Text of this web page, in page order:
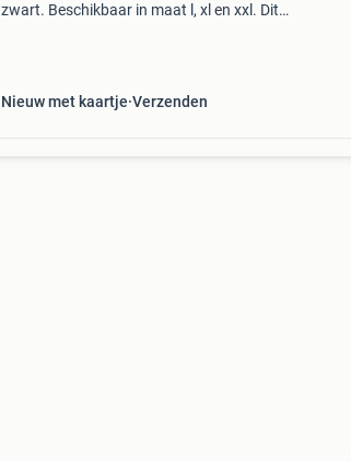
zwart. Beschikbaar in maat l, xl en xxl. Dit
Nieuw met kaartje Verzenden